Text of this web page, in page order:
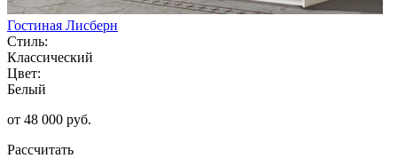
Гостиная Лисберн
Стиль:
Классический
Цвет:
Белый
от 48 000 руб.
Рассчитать